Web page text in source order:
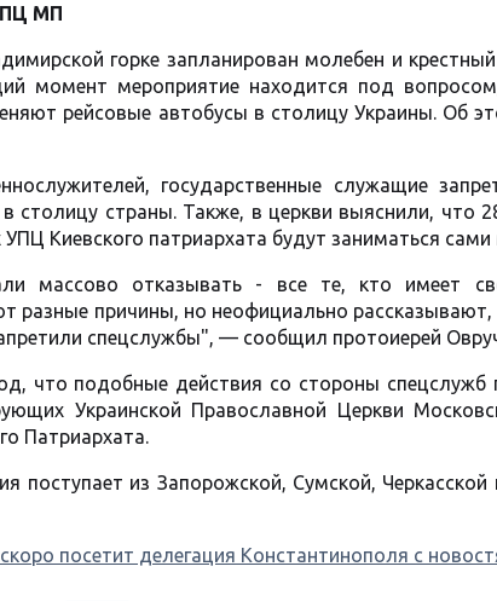
МП
горке запланирован молебен и
момент мероприятие находится под
рейсовые автобусы в столицу Украины. Об
государственные служащие
столицу страны. Также, в церкви выяснили, что
Киевского патриархата будут заниматься
массово отказывать - все те, кто имеет
разные причины, но неофициально
спецслужбы", — сообщил протоиерей
что подобные действия со стороны спецслужб
Украинской Православной Церкви
Патриархата.
поступает из Запорожской, Сумской,
посетит делегация Константинополя с